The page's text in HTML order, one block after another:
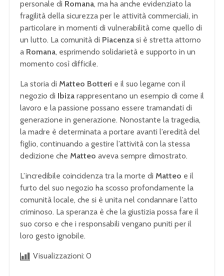
personale di Romana, ma ha anche evidenziato la
fragilità della sicurezza per le attività commerciali, in
particolare in momenti di vulnerabilità come quello di
un lutto. La comunità di Piacenza si è stretta attorno
a Romana, esprimendo solidarietà e supporto in un
momento così difficile.
La storia di Matteo Botteri e il suo legame con il
negozio di Ibiza rappresentano un esempio di come il
lavoro e la passione possano essere tramandati di
generazione in generazione. Nonostante la tragedia,
la madre è determinata a portare avanti l’eredità del
figlio, continuando a gestire l’attività con la stessa
dedizione che Matteo aveva sempre dimostrato.
L’incredibile coincidenza tra la morte di Matteo e il
furto del suo negozio ha scosso profondamente la
comunità locale, che si è unita nel condannare l’atto
criminoso. La speranza è che la giustizia possa fare il
suo corso e che i responsabili vengano puniti per il
loro gesto ignobile.
Visualizzazioni: 0